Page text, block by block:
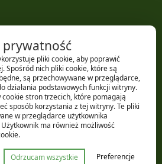
prywatność
pliki cookie, aby poprawić
Spośród nich pliki cookie, które są
są przechowywane w przeglądarce,
działania podstawowych funkcji witryny.
stron trzecich, które pomagają
sposób korzystania z tej witryny. Te pliki
w przeglądarce użytkownika
ma również możliwość
Odrzucam wszystkie Preferencje